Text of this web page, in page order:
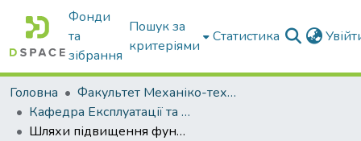
Фонди
та
зібрання
Пошук за
критеріями
Статистика
Головна
Факультет Механіко-технологічний
Кафедра Експлуатації та технічного сервісу машин
Шляхи підвищення функціональних можливостей кормороздавачів КТУ – 10, КТУ – 10А, КТУ – 10 – 03А